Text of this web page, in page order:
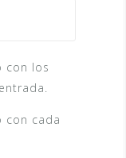
con los
con cada